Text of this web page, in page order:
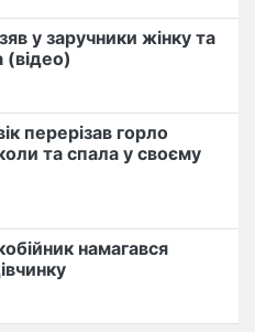
у заручники жінку та
(відео)
перерізав горло
та спала у своєму
намагався